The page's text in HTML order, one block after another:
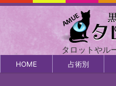
タロットやル
HOME 占術別